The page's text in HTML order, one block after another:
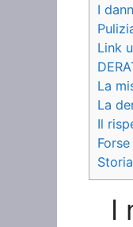
I
Link
La
La
Il
Storia
I